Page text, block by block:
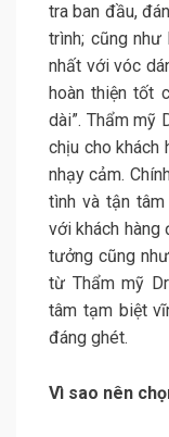
tra ban đầu,
trình; cũng như
nhất với vóc
hoàn thiện tốt
dài”. Thẩm mỹ
chịu cho khách
nhạy cảm.
tình và tận
với khách hàng
tưởng cũng
từ Thẩm mỹ
tâm tạm biệt
đáng ghét.
Vì sao nên